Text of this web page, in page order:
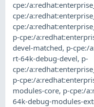
cpe:/
cpe:/
cpe:/
p-cpe:/
devel-matched, p-cpe:/
rt-64k-debug-devel, p-
cpe:/
p-cpe:/
modules-core, p-cpe:/
64k-debug-modules-